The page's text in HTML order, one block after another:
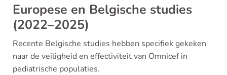
Europese en Belgische studies
(2022–2025)
Recente Belgische studies hebben specifiek gekeken
naar de veiligheid en effectiviteit van Omnicef in
pediatrische populaties.